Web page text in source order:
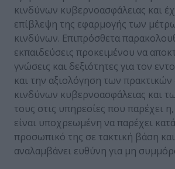
κινδύνων κυβερνοασφάλειας και
επίβλεψη της εφαρμογής των
κινδύνων. Επιπρόσθετα
εκπαιδεύσεις προκειμένου να
γνώσεις και δεξιότητες για τον
και την αξιολόγηση των πρακτικών
κινδύνων κυβερνοασφάλειας και
τους στις υπηρεσίες που παρέχει
είναι υποχρεωμένη να παρέχει
προσωπικό της σε τακτική βάση και
αναλαμβάνει ευθύνη για μη